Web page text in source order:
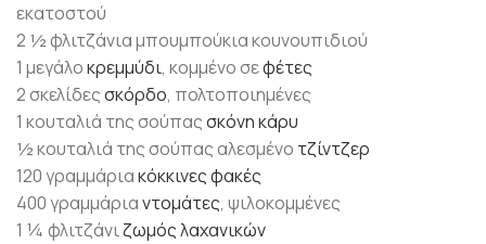
εκατοστού
2 ½ φλιτζάνια μπουμπούκια κουνουπιδιού
1 μεγάλοκρεμμύδι, κομμένο σεφέτες
2 σκελίδεςσκόρδο, πολτοποιημένες
1 κουταλιά της σούπαςσκόνη κάρυ
½ κουταλιά της σούπας αλεσμένο τζίντζερ
120 γραμμάριακόκκινεςφακές
400 γραμμάριαντομάτες, ψιλοκομμένες
1 ¼ φλιτζάνιζωμός λαχανικών